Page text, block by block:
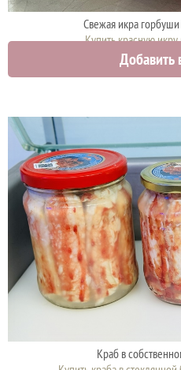
Свежая икра
Купить красную
4425
Добавить
Краб в